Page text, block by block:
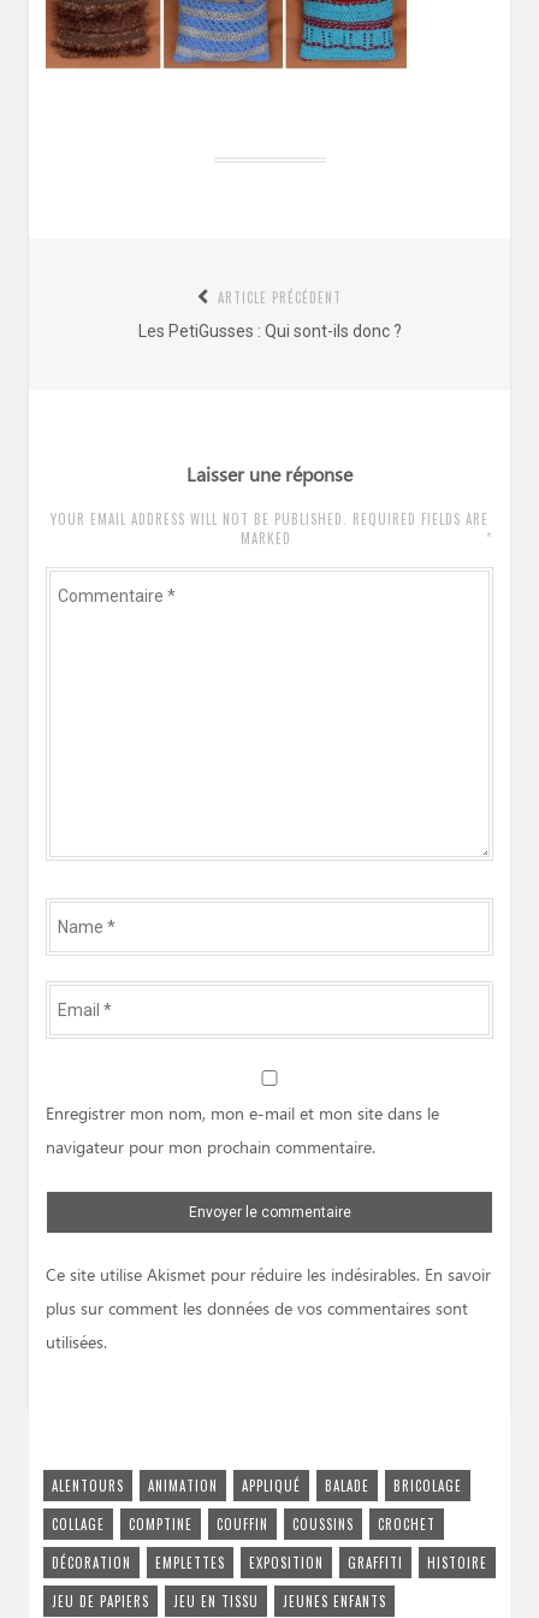
ARTICLE PRÉCÉDENT
Article
Les PetiGusses : Qui sont-ils donc ?
Laisser une réponse
YOUR EMAIL ADDRESS WILL NOT BE PUBLISHED. REQUIRED FIELDS ARE
MARKED
*
Commentaire
Name
*
Email
*
Enregistrer mon nom, mon e-mail et mon site dans le
navigateur pour mon prochain commentaire.
Ce site utilise Akismet pour réduire les indésirables. En savoir
plus sur comment les données de vos commentaires sont
utilisées.
ALENTOURS ANIMATION APPLIQUÉ BALADE
BRICOLAGE
COLLAGE
COMPTINE COUFFIN COUSSINS
CROCHET
DÉCORATION
EMPLETTES EXPOSITION GRAFFITI
HISTOIRE
JEU DE PAPIERS
JEU EN TISSU JEUNES ENFANTS